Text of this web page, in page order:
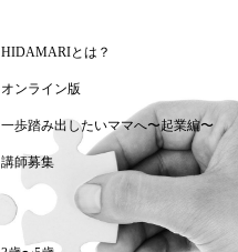
HIDAMARIとは？
オンライン版
一歩踏み出したいママへ〜起業編〜
講師募集